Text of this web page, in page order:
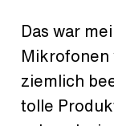
Das war
Mikrofonen
ziemlich
tolle